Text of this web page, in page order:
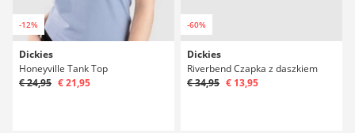
-12%
Dickies
Honeyville Tank Top
€ 24,95 € 21,95
-60%
Dickies
Riverbend Czapka z daszkiem
€ 34,95 € 13,95